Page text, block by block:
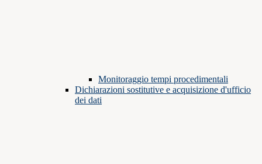
Monitoraggio tempi procedimentali
Dichiarazioni sostitutive e acquisizione d'ufficio
dei dati